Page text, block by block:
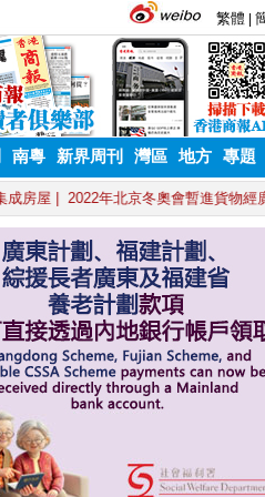
南粵 新界周刊 灣區 地方 專題